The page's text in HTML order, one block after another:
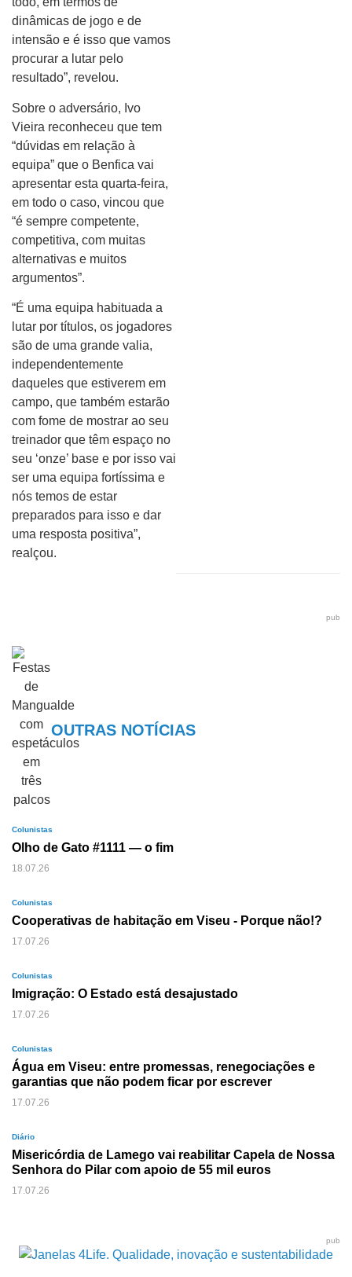
dinâmicas de jogo e de
intensão e é isso que vamos
procurar a lutar pelo
resultado”, revelou.
Sobre o adversário, Ivo
Vieira reconheceu que tem
“dúvidas em relação à
equipa” que o Benfica vai
apresentar esta quarta-feira,
em todo o caso, vincou que
“é sempre competente,
competitiva, com muitas
alternativas e muitos
argumentos”.
“É uma equipa habituada a
lutar por títulos, os jogadores
são de uma grande valia,
independentemente
daqueles que estiverem em
campo, que também estarão
com fome de mostrar ao seu
treinador que têm espaço no
seu ‘onze’ base e por isso vai
ser uma equipa fortíssima e
nós temos de estar
preparados para isso e dar
uma resposta positiva”,
realçou.
pub
OUTRAS NOTÍCIAS
Colunistas
Olho de Gato #1111 — o fim
18.07.26
Colunistas
Cooperativas de habitação em Viseu - Porque não!?
17.07.26
Colunistas
Imigração: O Estado está desajustado
17.07.26
Colunistas
Água em Viseu: entre promessas, renegociações e
garantias que não podem ficar por escrever
17.07.26
Diário
Misericórdia de Lamego vai reabilitar Capela de Nossa
Senhora do Pilar com apoio de 55 mil euros
17.07.26
pub